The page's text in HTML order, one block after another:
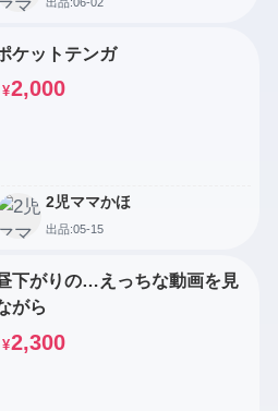
ケットテンガ
¥2,000
2児ママかほ
出品:05-15
下がりの…えっちな動画を見
がら
¥2,300